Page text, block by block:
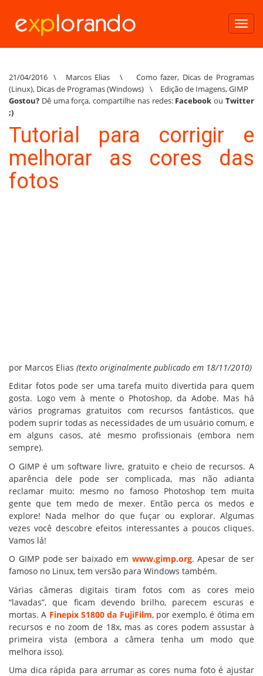
21/04/2016 \ Marcos Elias \ Como fazer, Dicas de Programas
(Linux), Dicas de Programas (Windows) \ Edição de Imagens,GIMP
Gostou? Dê uma força, compartilhe nas redes: Facebook ouTwitter
;)
Tutorial para corrigir e
melhorar as cores das
fotos
por Marcos Elias (texto originalmente publicado em 18/11/2010)
Editar fotos pode ser uma tarefa muito divertida para quem
gosta. Logo vem à mente o Photoshop, da Adobe. Mas há
vários programas gratuitos com recursos fantásticos, que
podem suprir todas as necessidades de um usuário comum, e
em alguns casos, até mesmo profissionais (embora nem
sempre).
O GIMP é um software livre, gratuito e cheio de recursos. A
aparência dele pode ser complicada, mas não adianta
reclamar muito: mesmo no famoso Photoshop tem muita
gente que tem medo de mexer. Então perca os medos e
explore! Nada melhor do que fuçar ou explorar. Algumas
vezes você descobre efeitos interessantes a poucos cliques.
Vamos lá!
O GIMP pode ser baixado em www.gimp.org. Apesar de ser
famoso no Linux, tem versão para Windows também.
Várias câmeras digitais tiram fotos com as cores meio
“lavadas”, que ficam devendo brilho, parecem escuras e
mortas. A Finepix S1800 da FujiFilm, por exemplo, é ótima em
recursos e no zoom de 18x, mas as cores podem assustar à
primeira vista (embora a câmera tenha um modo que
melhora isso).
Uma dica rápida para arrumar as cores numa foto é ajustar